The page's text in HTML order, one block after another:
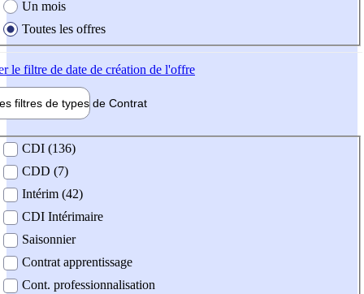
Un mois
Toutes les offres
le filtre de date de création de l'offre
filtres de types de Contrat
contrat
CDI (136)
CDD (7)
Intérim (42)
CDI Intérimaire
Saisonnier
Contrat apprentissage
Cont. professionnalisation